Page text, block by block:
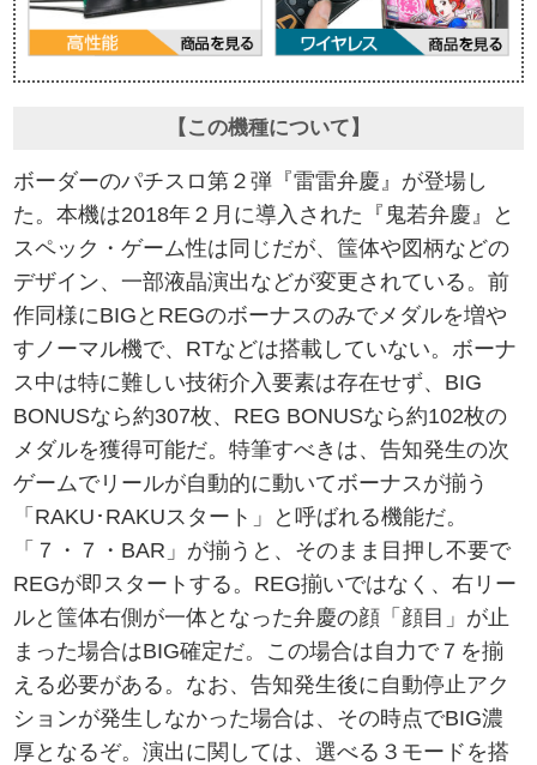
【この機種について】
ボーダーのパチスロ第２弾『雷雷弁慶』が登場し
た。本機は2018年２月に導入された『鬼若弁慶』と
スペック・ゲーム性は同じだが、筺体や図柄などの
デザイン、一部液晶演出などが変更されている。前
作同様にBIGとREGのボーナスのみでメダルを増や
すノーマル機で、RTなどは搭載していない。ボーナ
ス中は特に難しい技術介入要素は存在せず、BIG
BONUSなら約307枚、REG BONUSなら約102枚の
メダルを獲得可能だ。特筆すべきは、告知発生の次
ゲームでリールが自動的に動いてボーナスが揃う
「RAKU･RAKUスタート」と呼ばれる機能だ。
「７・７・BAR」が揃うと、そのまま目押し不要で
REGが即スタートする。REG揃いではなく、右リー
ルと筺体右側が一体となった弁慶の顔「顔目」が止
まった場合はBIG確定だ。この場合は自力で７を揃
える必要がある。なお、告知発生後に自動停止アク
ションが発生しなかった場合は、その時点でBIG濃
厚となるぞ。演出に関しては、選べる３モードを搭